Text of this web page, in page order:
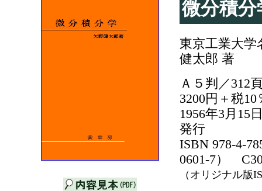
微分積分
東京工業大
健太郎 著
Ａ５判／312
3200円＋税10
1956年3月15
発行
ISBN 978-4-
0601-7）
（オリジナル版